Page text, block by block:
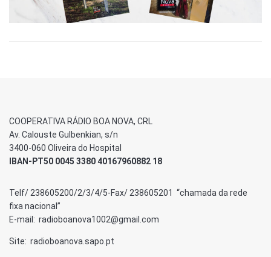
COOPERATIVA RÁDIO BOA NOVA, CRL
Av. Calouste Gulbenkian, s/n
3400-060 Oliveira do Hospital
IBAN-PT50 0045 3380 40167960882 18
Telf/ 238605200/2/3/4/5-Fax/ 238605201 “chamada da rede
fixa nacional”
E-mail: radioboanova1002@gmail.com
Site: radioboanova.sapo.pt